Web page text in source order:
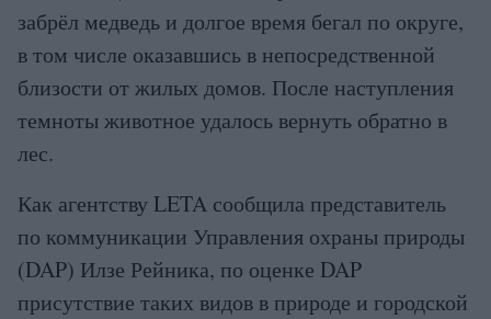
забрёл медведь и долгое время бегал по округе,
в том числе оказавшись в непосредственной
близости от жилых домов. После наступления
темноты животное удалось вернуть обратно в
лес.
Как агентству LETA сообщила представитель
по коммуникации Управления охраны природы
(DAP) Илзе Рейника, по оценке DAP
присутствие таких видов в природе и городской